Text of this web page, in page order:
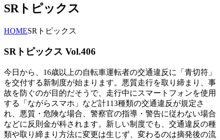
SRトピックス
HOMESRトピックス
SRトピックス Vol.406
今日から、16歳以上の自転車運転者の交通違反に「青切符」
を交付する新制度が始まります。悪質走行を取り締まり、事
故を防ぐのが目的だそうで、走行中にスマートフォンを使用
する「ながらスマホ」など計113種類の交通違反が規定さ
れ、悪質・危険な場合、警察官の指導・警告に従わない場合
などに反則金が科されます。新しい制度でも、交通違反の種
類や取り締まり方法に変更は生じず、変わるのは摘発後の流